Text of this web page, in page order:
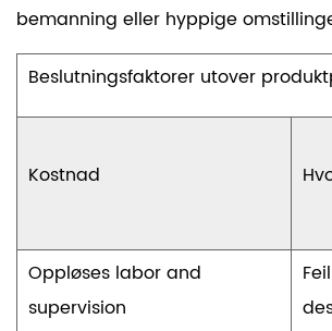
bemanning eller hyppige
Beslutningsfaktorer utover
Kostnad
Oppløses labor and
supervision